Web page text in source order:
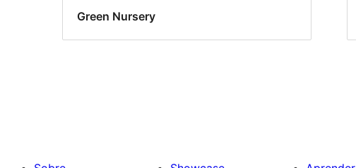
Green Nursery